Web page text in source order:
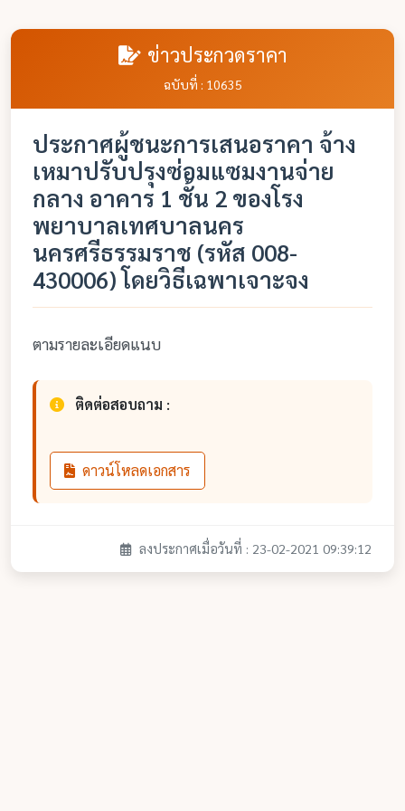
ข่าวประกวดราคา
ฉบับที่ : 10635
ประกาศผู้ชนะการเสนอราคา จ้าง
เหมาปรับปรุงซ่อมแซมงานจ่าย
กลาง อาคาร 1 ชั้น 2 ของโรง
พยาบาลเทศบาลนคร
นครศรีธรรมราช (รหัส 008-
430006) โดยวิธีเฉพาเจาะจง
ตามรายละเอียดแนบ
ติดต่อสอบถาม :
ดาวน์โหลดเอกสาร
ลงประกาศเมื่อวันที่ : 23-02-2021 09:39:12